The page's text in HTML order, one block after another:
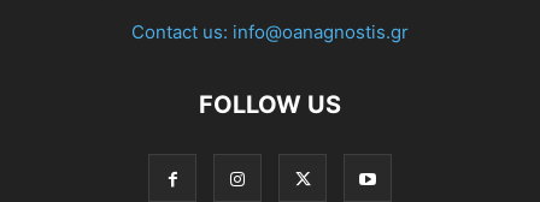
Contact us: info@oanagnostis.gr
FOLLOW US